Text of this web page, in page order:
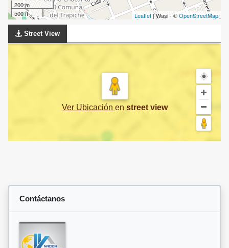
200 m
500 ft
Leaflet | Wasi - ©OpenStreetMap
Street View
Ver Ubicación en street view
Contáctanos